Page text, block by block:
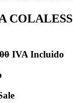
COLALESS
IVA Incluido